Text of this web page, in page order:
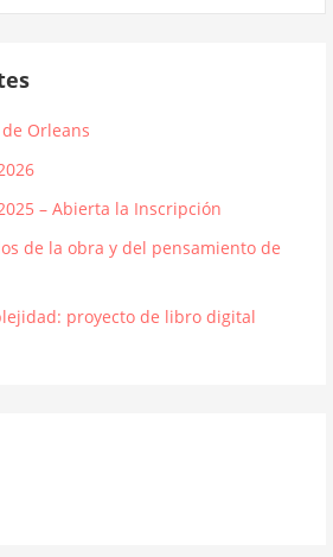
Orleans
– Abierta la Inscripción
de la obra y del pensamiento de
proyecto de libro digital